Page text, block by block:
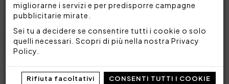
migliorarne i servizi e per predisporre campagne
pubblicitarie mirate.
Sei tu a decidere se consentire tutti i cookie o solo
quelli necessari. Scopri di più nella nostra Privacy
Policy
Rifiuta facoltativi CONSENTI TUTTI I COOKIE